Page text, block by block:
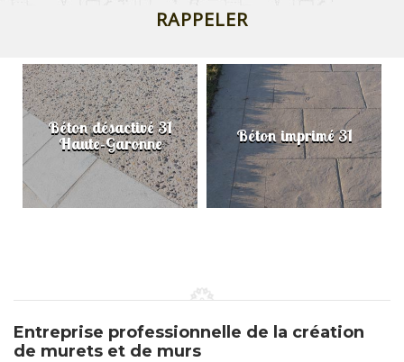
Béton désactivé 31
Haute-Garonne Béton imprimé 31
Entreprise professionnelle de la création
de murets et de murs